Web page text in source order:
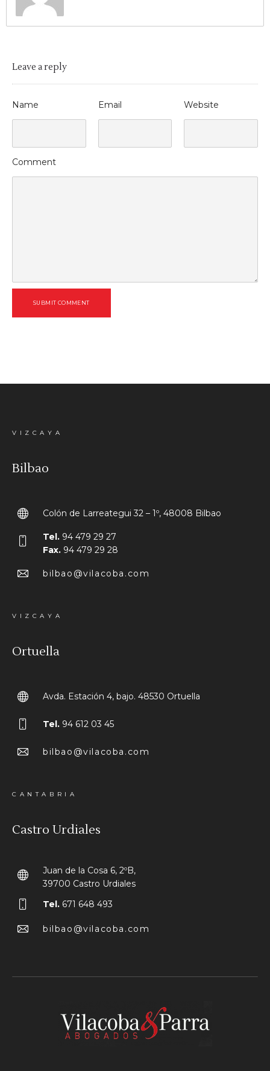
Leave a reply
Name Email Website
Comment
SUBMIT COMMENT
VIZCAYA
Bilbao
Colón de Larreategui 32 – 1º, 48008 Bilbao
Tel. 94 479 29 27
Fax. 94 479 29 28
bilbao@vilacoba.com
VIZCAYA
Ortuella
Avda. Estación 4, bajo. 48530 Ortuella
Tel. 94 612 03 45
bilbao@vilacoba.com
CANTABRIA
Castro Urdiales
Juan de la Cosa 6, 2ºB,
39700 Castro Urdiales
Tel. 671 648 493
bilbao@vilacoba.com